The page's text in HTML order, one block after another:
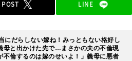
POST LINE
当にだらしない嫁ね！みっともない格好し
母と出かけた先で…まさかの夫の不倫現
倫するのは嫁のせいよ！」義母に悪者